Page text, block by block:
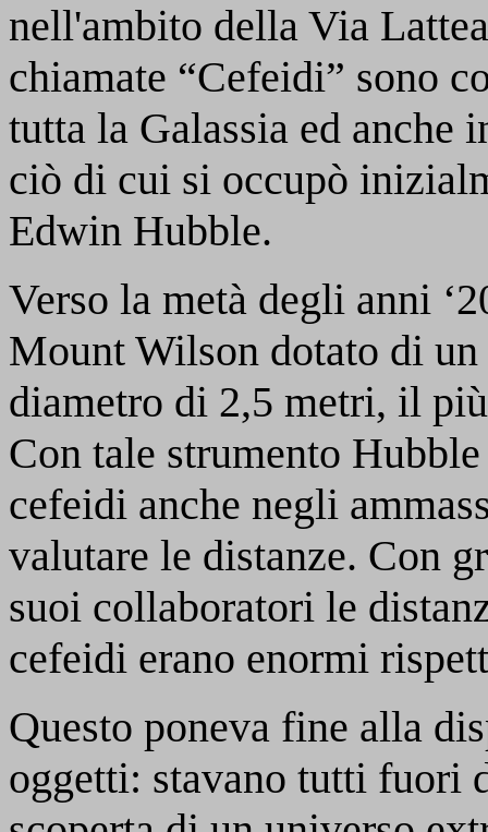
nell'ambito della Via
chiamate “Cefeidi” sono
tutta la Galassia ed anche
ciò di cui si occupò
Edwin Hubble.
Verso la metà degli anni
Mount Wilson dotato di
diametro di 2,5 metri, il
Con tale strumento
cefeidi anche negli
valutare le distanze. Con
suoi collaboratori le
cefeidi erano enormi
Questo poneva fine alla
oggetti: stavano tutti fuori